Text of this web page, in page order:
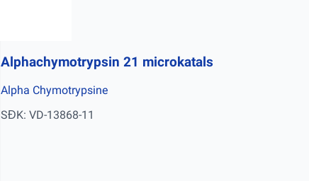
Alphachymotrypsin 21 microkatals
Alpha Chymotrypsine
SĐK: VD-13868-11